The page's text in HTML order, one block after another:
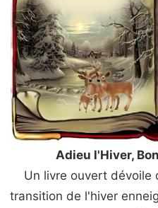
Adieu l'Hiver,
Un livre ouvert dévoile
transition de l'hiver